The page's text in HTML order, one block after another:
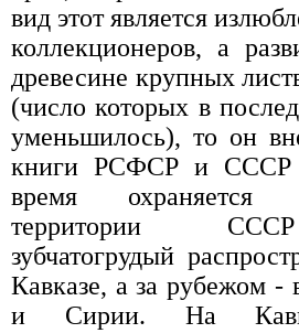
вид этот является
коллекционеров, а
древесине крупных
(число которых в
уменьшилось), то он
книги РСФСР и СССР
время
территории
зубчатогрудый
Кавказе, а за рубежом -
и Сирии. На